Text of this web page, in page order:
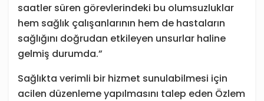
saatler süren görevlerindeki bu olumsuzluklar
hem sağlık çalışanlarının hem de hastaların
sağlığını doğrudan etkileyen unsurlar haline
gelmiş durumda.”
Sağlıkta verimli bir hizmet sunulabilmesi için
acilen düzenleme yapılmasını talep eden Özlem